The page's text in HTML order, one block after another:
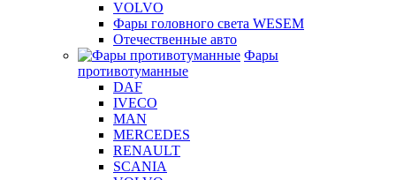
VOLVO
Фары головного света WESEM
Отечественные авто
Фары
противотуманные
DAF
IVECO
MAN
MERCEDES
RENAULT
SCANIA